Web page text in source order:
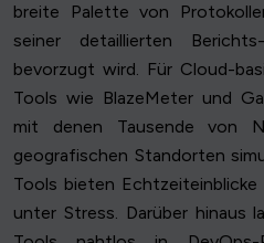
breite Palette von
seiner detaillierten
bevorzugt wird. Für Cloud-
Tools wie BlazeMeter und
mit denen Tausende von
geografischen Standorten
Tools bieten
unter Stress. Darüber hinaus